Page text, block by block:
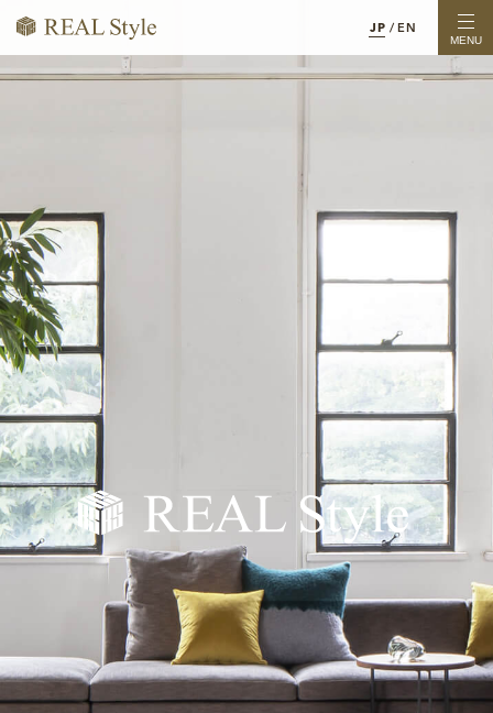
JP / EN
MENU